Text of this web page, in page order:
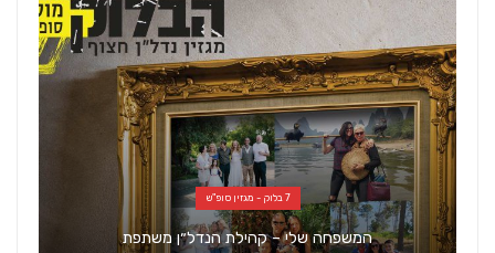
7 בלוק - מגזין סופ"ש
המשפחה שלי – קהילת הנדל״ן משתפת